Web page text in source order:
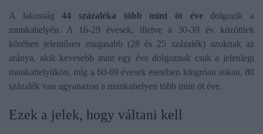
A lakosság44 százaléka több mint öt évedolgozik a
munkahelyén. A 16-29 évesek, illetve a 30-39 év közöttiek
körében jelentősen magasabb (28 és 25 százalék) azoknak az
aránya, akik kevesebb mint egy éve dolgoznak csak a jelenlegi
munkahelyükön, míg a 60-69 évesek esetében kiugróan sokan, 80
százalék van ugyanazon a munkahelyen több mint öt éve.
Ezek a jelek, hogy váltani kell